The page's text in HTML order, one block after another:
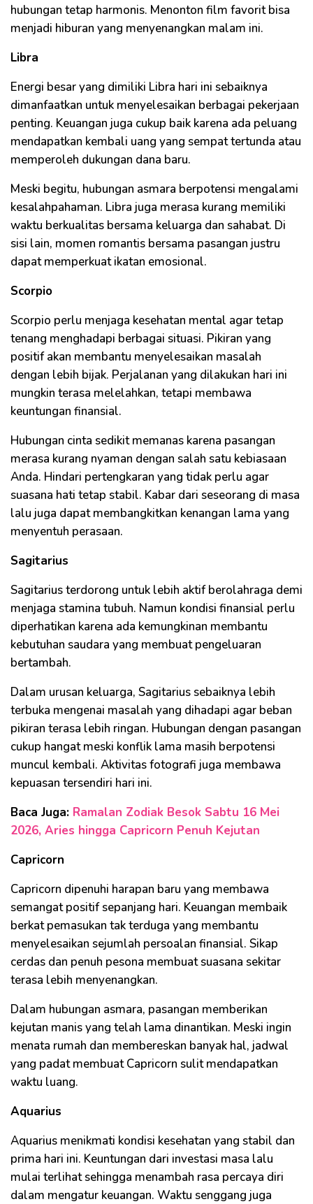
hubungan tetap harmonis. Menonton film favorit bisa
menjadi hiburan yang menyenangkan malam ini.
Libra
Energi besar yang dimiliki Libra hari ini sebaiknya
dimanfaatkan untuk menyelesaikan berbagai pekerjaan
penting. Keuangan juga cukup baik karena ada peluang
mendapatkan kembali uang yang sempat tertunda atau
memperoleh dukungan dana baru.
Meski begitu, hubungan asmara berpotensi mengalami
kesalahpahaman. Libra juga merasa kurang memiliki
waktu berkualitas bersama keluarga dan sahabat. Di
sisi lain, momen romantis bersama pasangan justru
dapat memperkuat ikatan emosional.
Scorpio
Scorpio perlu menjaga kesehatan mental agar tetap
tenang menghadapi berbagai situasi. Pikiran yang
positif akan membantu menyelesaikan masalah
dengan lebih bijak. Perjalanan yang dilakukan hari ini
mungkin terasa melelahkan, tetapi membawa
keuntungan finansial.
Hubungan cinta sedikit memanas karena pasangan
merasa kurang nyaman dengan salah satu kebiasaan
Anda. Hindari pertengkaran yang tidak perlu agar
suasana hati tetap stabil. Kabar dari seseorang di masa
lalu juga dapat membangkitkan kenangan lama yang
menyentuh perasaan.
Sagitarius
Sagitarius terdorong untuk lebih aktif berolahraga demi
menjaga stamina tubuh. Namun kondisi finansial perlu
diperhatikan karena ada kemungkinan membantu
kebutuhan saudara yang membuat pengeluaran
bertambah.
Dalam urusan keluarga, Sagitarius sebaiknya lebih
terbuka mengenai masalah yang dihadapi agar beban
pikiran terasa lebih ringan. Hubungan dengan pasangan
cukup hangat meski konflik lama masih berpotensi
muncul kembali. Aktivitas fotografi juga membawa
kepuasan tersendiri hari ini.
Baca Juga: Ramalan Zodiak Besok Sabtu 16 Mei
2026, Aries hingga Capricorn Penuh Kejutan
Capricorn
Capricorn dipenuhi harapan baru yang membawa
semangat positif sepanjang hari. Keuangan membaik
berkat pemasukan tak terduga yang membantu
menyelesaikan sejumlah persoalan finansial. Sikap
cerdas dan penuh pesona membuat suasana sekitar
terasa lebih menyenangkan.
Dalam hubungan asmara, pasangan memberikan
kejutan manis yang telah lama dinantikan. Meski ingin
menata rumah dan membereskan banyak hal, jadwal
yang padat membuat Capricorn sulit mendapatkan
waktu luang.
Aquarius
Aquarius menikmati kondisi kesehatan yang stabil dan
prima hari ini. Keuntungan dari investasi masa lalu
mulai terlihat sehingga menambah rasa percaya diri
dalam mengatur keuangan. Waktu senggang juga